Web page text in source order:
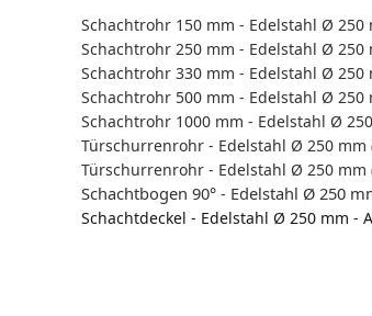
Schachtrohr 150 mm - Edelstahl Ø 250
Schachtrohr 250 mm - Edelstahl Ø 250
Schachtrohr 330 mm - Edelstahl Ø 250
Schachtrohr 500 mm - Edelstahl Ø 250
Schachtrohr 1000 mm - Edelstahl Ø
Türschurrenrohr - Edelstahl Ø 250 mm
Türschurrenrohr - Edelstahl Ø 250 mm
Schachtbogen 90° - Edelstahl Ø 250
Schachtdeckel - Edelstahl Ø 250 mm -